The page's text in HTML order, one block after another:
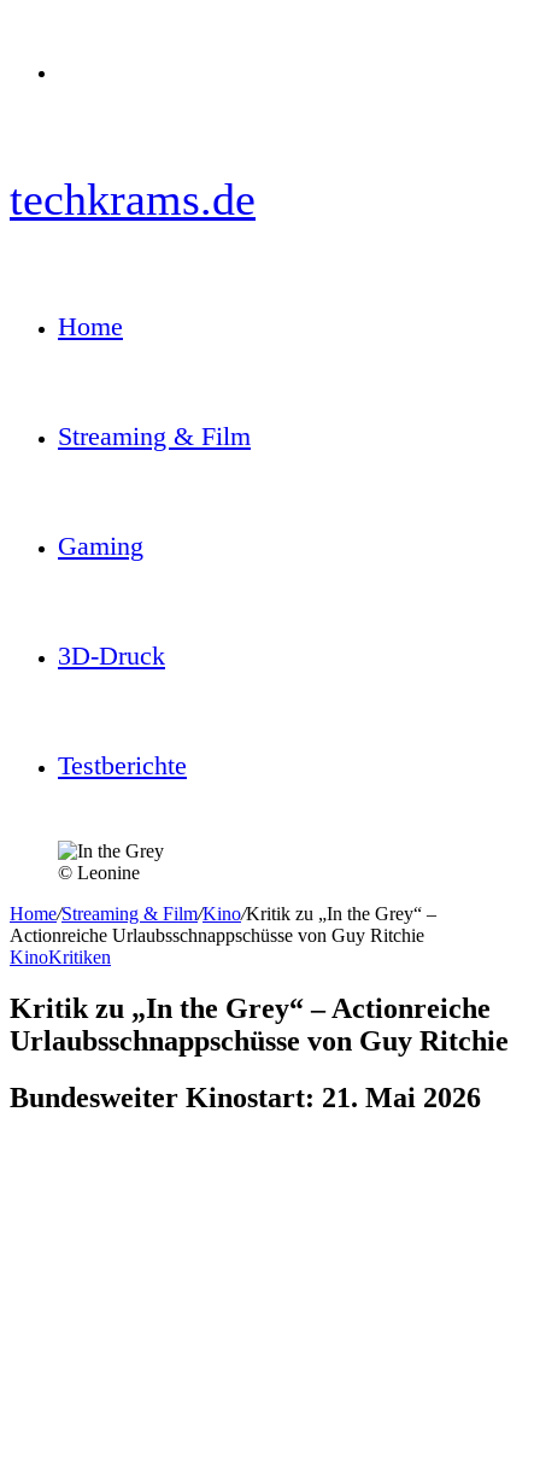
techkrams.de
Home
Streaming & Film
Gaming
3D-Druck
Testberichte
© Leonine
Home/Streaming & Film/Kino/Kritik zu „In the Grey“ –
Actionreiche Urlaubsschnappschüsse von Guy Ritchie
KinoKritiken
Kritik zu „In the Grey“ – Actionreiche
Urlaubsschnappschüsse von Guy Ritchie
Bundesweiter Kinostart: 21. Mai 2026